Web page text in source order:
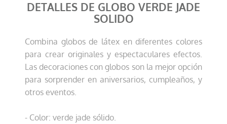
DETALLES DE GLOBO VERDE JADE
SOLIDO
Combina globos de látex en diferentes colores
para crear originales y espectaculares efectos.
Las decoraciones con globos son la mejor opción
para sorprender en aniversarios, cumpleaños, y
otros eventos.
- Color: verde jade sólido.